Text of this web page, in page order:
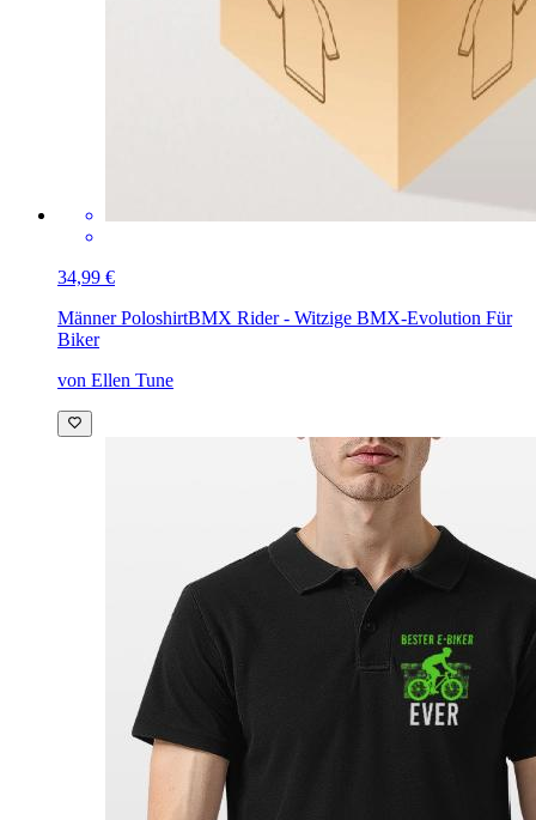
34,99 €
Männer PoloshirtBMX Rider - Witzige BMX-Evolution Für
Biker
von Ellen Tune